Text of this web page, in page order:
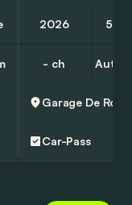
2026 5
- ch
Garage De
Car-Pass